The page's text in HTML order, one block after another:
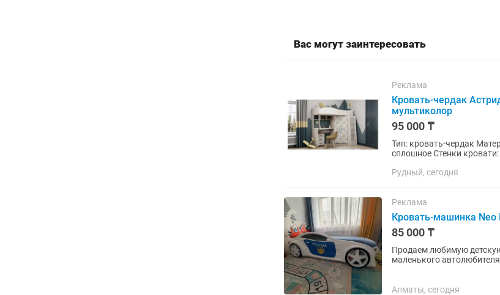
Вас могут заинтересовать
Реклама
Кровать-чердак
мультиколор
95 000 ₸
Тип: кровать-чердак
сплошное Стенки
Рудный, сегодня
Реклама
Кровать-машинка Neo
85 000 ₸
Продаем любимую детскую
маленького
Алматы, сегодня